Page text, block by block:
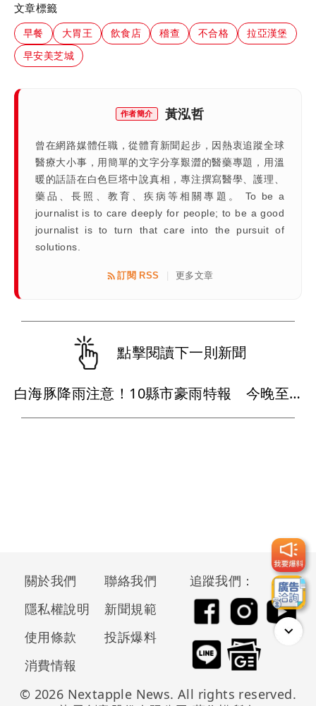
文章標籤
早餐 大胃王 飲食店 稽查 不合格
拉亞漢堡
早安美芝城
作者簡介 黃泓哲
曾在網路媒體任職，從體育新聞起步，因熱衷追蹤全球
醫療大小事，用簡單的文字分享艱澀的醫藥專題，用溫
暖的話語在白色巨塔中說真相，專注撰寫醫學、護理、
藥品、長照、教育、疾病等相關專題。 To be a
journalist is to care deeply for people; to be a good
journalist is to turn that care into the pursuit of
solutions.
訂閱 RSS 更多文章
點擊閱讀下一則新聞
白海豚降雨注意！10縣市豪雨特報 今晚至明下午受影響
關於我們
聯絡我們
隱私權說明
新聞規範
使用條款
投訴爆料
消費情報
追蹤我們：
© 2026 Nextapple News. All rights reserved.